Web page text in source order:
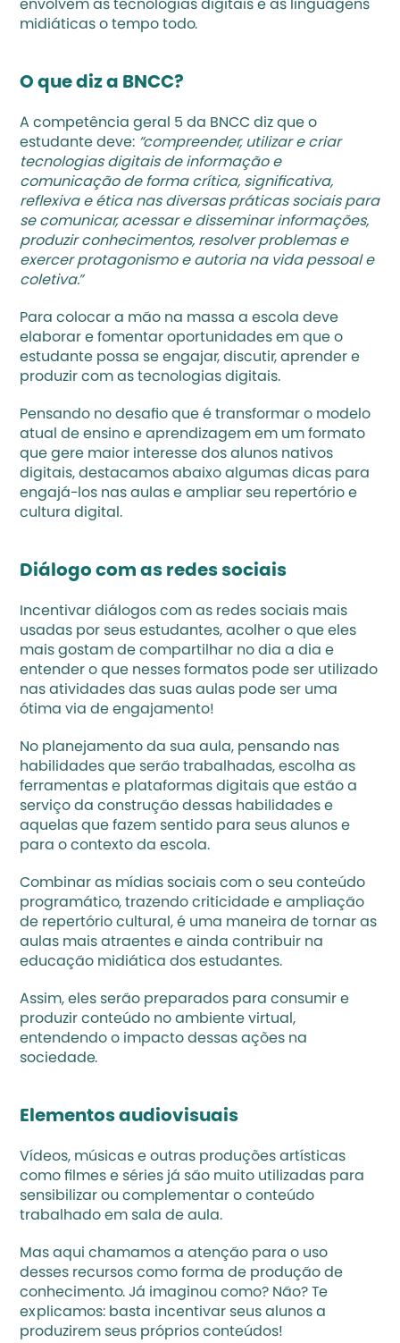
envolvem as tecnologias digitais e as linguagens
midiáticas o tempo todo.
O que diz a BNCC?
A competência geral 5 da BNCC diz que o
estudante deve: “compreender, utilizar e criar
tecnologias digitais de informação e
comunicação de forma crítica, significativa,
reflexiva e ética nas diversas práticas sociais para
se comunicar, acessar e disseminar informações,
produzir conhecimentos, resolver problemas e
exercer protagonismo e autoria na vida pessoal e
coletiva.”
Para colocar a mão na massa a escola deve
elaborar e fomentar oportunidades em que o
estudante possa se engajar, discutir, aprender e
produzir com as tecnologias digitais.
Pensando no desafio que é transformar o modelo
atual de ensino e aprendizagem em um formato
que gere maior interesse dos alunos nativos
digitais, destacamos abaixo algumas dicas para
engajá-los nas aulas e ampliar seu repertório e
cultura digital.
Diálogo com as redes sociais
Incentivar diálogos com as redes sociais mais
usadas por seus estudantes, acolher o que eles
mais gostam de compartilhar no dia a dia e
entender o que nesses formatos pode ser utilizado
nas atividades das suas aulas pode ser uma
ótima via de engajamento!
No planejamento da sua aula, pensando nas
habilidades que serão trabalhadas, escolha as
ferramentas e plataformas digitais que estão a
serviço da construção dessas habilidades e
aquelas que fazem sentido para seus alunos e
para o contexto da escola.
Combinar as mídias sociais com o seu conteúdo
programático, trazendo criticidade e ampliação
de repertório cultural, é uma maneira de tornar as
educação midiática dos estudantes.
Assim, eles serão preparados para consumir e
produzir conteúdo no ambiente virtual,
entendendo o impacto dessas ações na
sociedade.
Elementos audiovisuais
Vídeos, músicas e outras produções artísticas
como filmes e séries já são muito utilizadas para
sensibilizar ou complementar o conteúdo
trabalhado em sala de aula.
Mas aqui chamamos a atenção para o uso
desses recursos como forma de produção de
conhecimento. Já imaginou como? Não? Te
explicamos: basta incentivar seus alunos a
produzirem seus próprios conteúdos!